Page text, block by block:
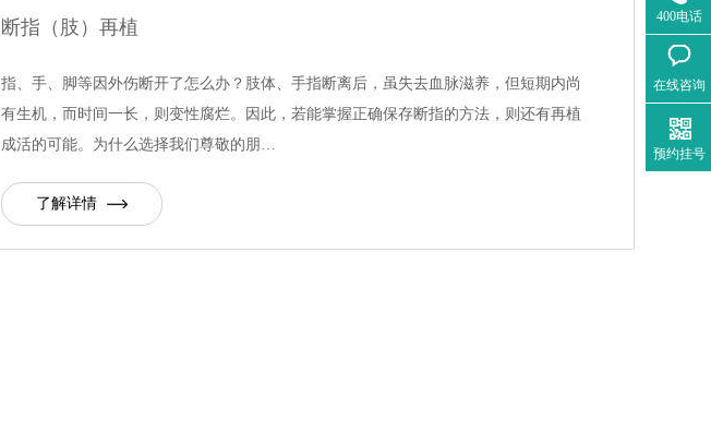
断指（肢）再植
指、手、脚等因外伤断开了怎么办？肢体、手指断离后，虽失去血脉滋养，但短期内尚
有生机，而时间一长，则变性腐烂。因此，若能掌握正确保存断指的方法，则还有再植
成活的可能。为什么选择我们尊敬的朋…
了解详情
400电话
在线咨询
预约挂号